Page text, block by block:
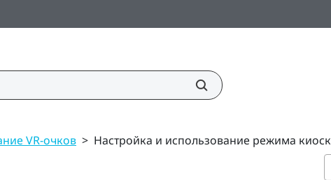
VR-очков > Настройка и использование режима